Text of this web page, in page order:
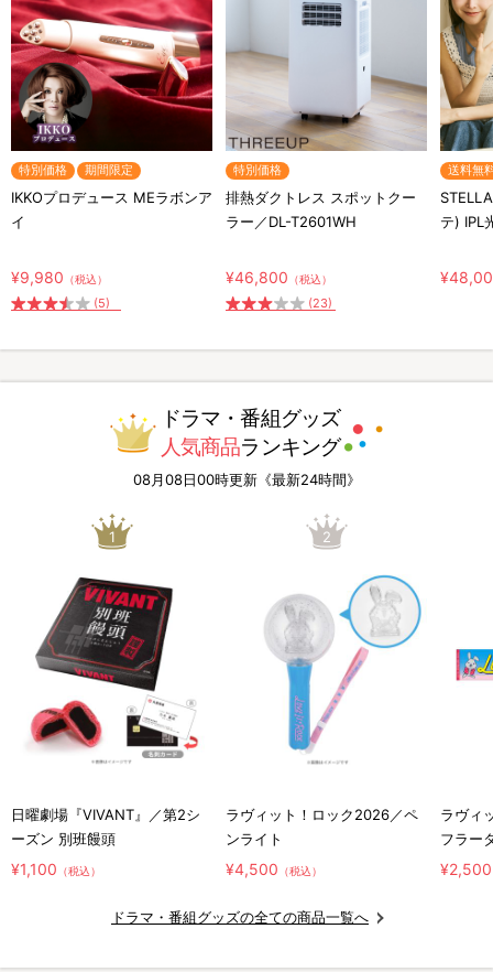
特別価格 期間限定
IKKOプロデュース MEラボンア
イ
¥9,980 （税込）
(5)
特別価格
排熱ダクトレス スポットクー
ラー／DL-T2601WH
¥46,800 （税込）
(23)
送料無
テ) IPL
ドラマ・番組グッズ
人気商品ランキング
08月08日00時更新《最新24時間》
1
日曜劇場『VIVANT』／第2シ
ーズン 別班饅頭
¥1,100 （税込）
2
ラヴィット！ロック2026／ペ
ンライト
¥4,500 （税込）
ラヴィ
フラー
¥2,500
ドラマ・番組グッズの全ての商品一覧へ